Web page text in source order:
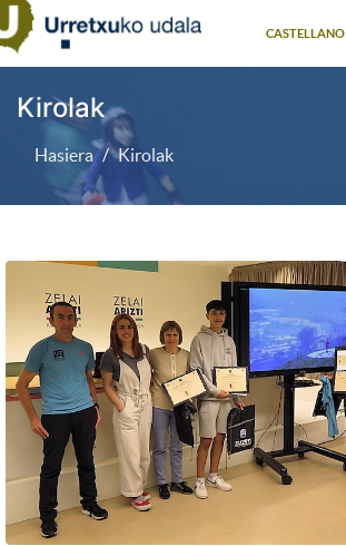
CASTELLANO
Kirolak
Hasiera Kirolak